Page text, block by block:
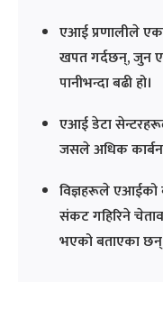
एआई प्रणालीले एक
खपत गर्दछन्, जुन
पानीभन्दा बढी हो।
एआई डेटा
जसले अधिक कार्बन
विज्ञहरूले एआईको
संकट गहिरिने
भएको बताएका